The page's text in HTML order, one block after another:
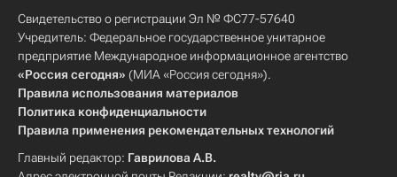
Свидетельство о регистрации Эл № ФС77-57640
Учредитель: Федеральное государственное унитарное
предприятие Международное информационное агентство
«Россия сегодня» (МИА «Россия сегодня»).
Правила использования материалов
Политика конфиденциальности
Правила применения рекомендательных технологий
Главный редактор: Гаврилова А.В.